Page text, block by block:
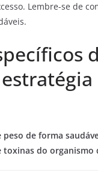
Lembre-se de
de forma
toxinas do